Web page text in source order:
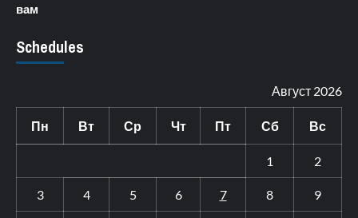
вам
Schedules
Август 2026
Пн Вт Ср Чт Пт Сб Вс
1 2
3 4 5 6 7 8 9